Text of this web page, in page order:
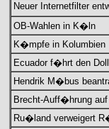
Neuer Internetfilter
OB-Wahlen in K�ln
K�mpfe in Kolumbien
Ecuador f�hrt den
Hendrik M�bus
Brecht-Auff�hrung
Ru�land verweigert